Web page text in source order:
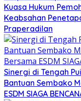
Kuasa Hukum
Keabsahan
Praperadilan
Sinergi di Tengah
Bantuan Sembako
ESDM SIAGA